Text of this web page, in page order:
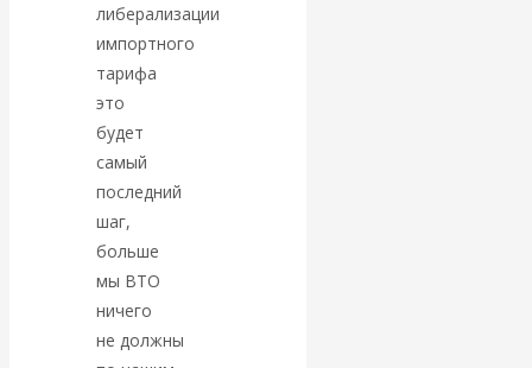
«Об этом
молчат»:
экономист
Валентин
Катасонов
считает, что
либерализации
импортного
тарифа
это
будет
самый
последний
шаг,
больше
мы ВТО
ничего
не должны